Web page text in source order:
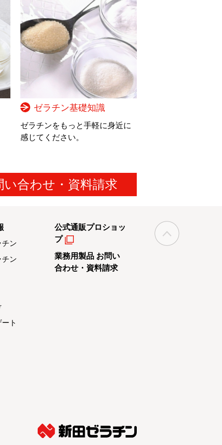
ゼラチン基礎知識
ゼラチンをもっと手軽に身近に
感じてください。
合わせ・資料請求
ン
ン
ト
公式通販プロショッ
プ
業務用製品 お問い
合わせ・資料請求